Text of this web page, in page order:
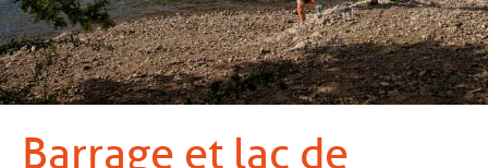
Barrage et lac de